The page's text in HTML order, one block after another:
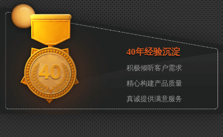
40年经验沉淀
积极倾听客户需求
精心构建产品质量
真诚提供满意服务